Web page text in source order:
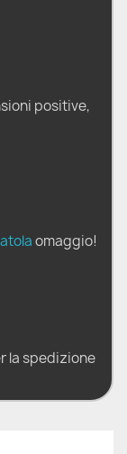
positive,
omaggio!
la spedizione